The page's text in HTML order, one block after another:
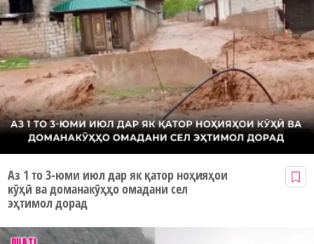
Аз 1 то 3-юми июл дар як қатор ноҳияҳои
кӯҳӣ ва доманакӯҳҳо омадани сел
эҳтимол дорад